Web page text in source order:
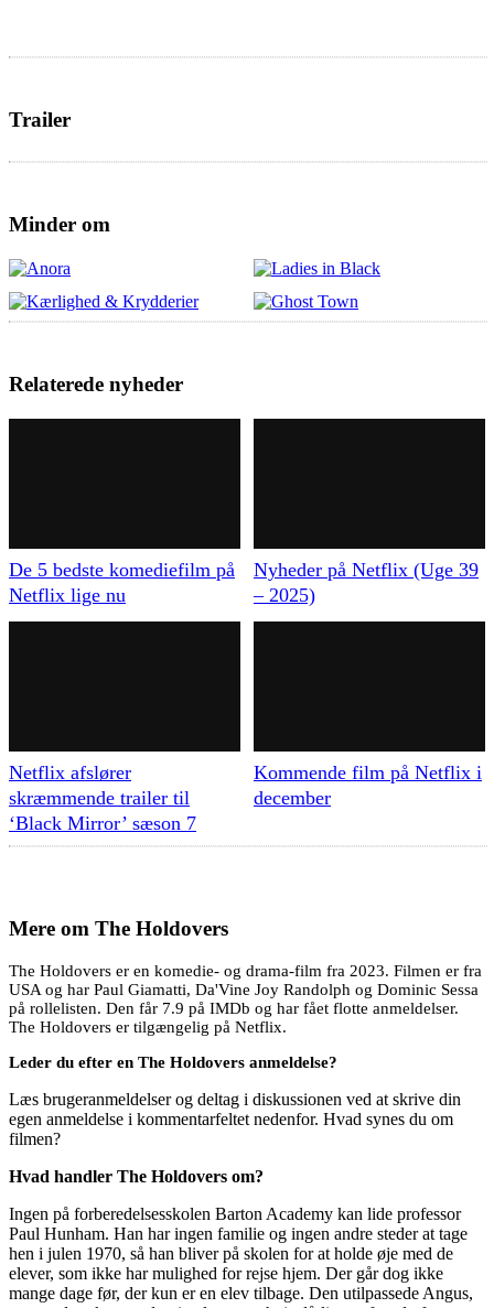
Trailer
Minder om
Relaterede nyheder
De 5 bedste komediefilm på
Netflix lige nu
Nyheder på Netflix (Uge 39
– 2025)
Netflix afslører
skræmmende trailer til
‘Black Mirror’ sæson 7
Kommende film på Netflix i
december
Mere om The Holdovers
The Holdovers er en komedie- og drama-film fra 2023. Filmen er fra
USA og har Paul Giamatti, Da'Vine Joy Randolph og Dominic Sessa
på rollelisten. Den får 7.9 på IMDb og har fået flotte anmeldelser.
The Holdovers er tilgængelig på Netflix.
Leder du efter en The Holdovers anmeldelse?
Læs brugeranmeldelser og deltag i diskussionen ved at skrive din
egen anmeldelse i kommentarfeltet nedenfor. Hvad synes du om
filmen?
Hvad handler The Holdovers om?
Ingen på forberedelsesskolen Barton Academy kan lide professor
Paul Hunham. Han har ingen familie og ingen andre steder at tage
hen i julen 1970, så han bliver på skolen for at holde øje med de
elever, som ikke har mulighed for rejse hjem. Der går dog ikke
mange dage før, der kun er en elev tilbage. Den utilpassede Angus,